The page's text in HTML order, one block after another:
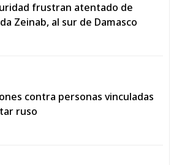
frustran atentado de
Zeinab, al sur de Damasco
contra personas vinculadas
ruso